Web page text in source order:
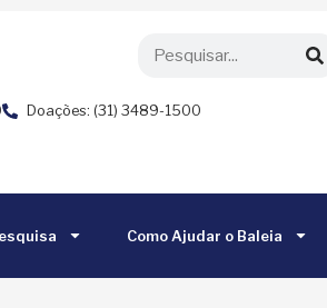
Doações: (31) 3489-1500
Como Ajudar o Baleia